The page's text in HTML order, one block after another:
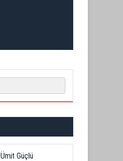
Ümit Güçlü